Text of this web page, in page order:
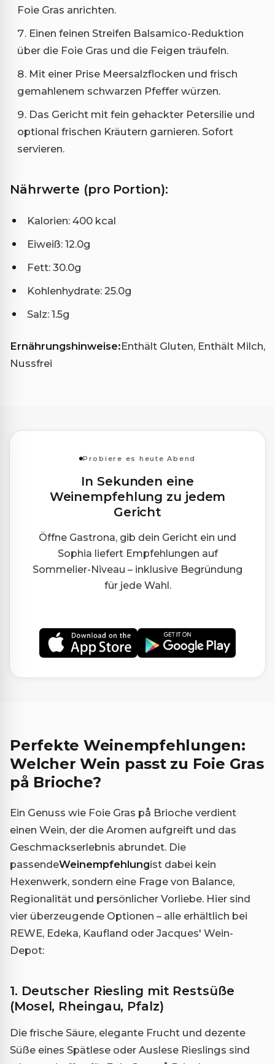
Foie Gras anrichten.
Einen feinen Streifen Balsamico-Reduktion
über die Foie Gras und die Feigen träufeln.
Mit einer Prise Meersalzflocken und frisch
gemahlenem schwarzen Pfeffer würzen.
Das Gericht mit fein gehackter Petersilie und
optional frischen Kräutern garnieren. Sofort
servieren.
Nährwerte (pro Portion):
Kalorien: 400 kcal
Eiweiß: 12.0g
Fett: 30.0g
Kohlenhydrate: 25.0g
Salz: 1.5g
Ernährungshinweise:Enthält Gluten, Enthält Milch,
Nussfrei
Probiere es heute Abend
In Sekunden eine
Weinempfehlung zu jedem
Gericht
Öffne Gastrona, gib dein Gericht ein und
Sophia liefert Empfehlungen auf
Sommelier-Niveau – inklusive Begründung
für jede Wahl.
Perfekte Weinempfehlungen:
Welcher Wein passt zu Foie Gras
på Brioche?
Ein Genuss wie Foie Gras på Brioche verdient
einen Wein, der die Aromen aufgreift und das
Geschmackserlebnis abrundet. Die
passendeWeinempfehlungist dabei kein
Hexenwerk, sondern eine Frage von Balance,
Regionalität und persönlicher Vorliebe. Hier sind
vier überzeugende Optionen – alle erhältlich bei
REWE, Edeka, Kaufland oder Jacques' Wein-
Depot:
1. Deutscher Riesling mit Restsüße
(Mosel, Rheingau, Pfalz)
Die frische Säure, elegante Frucht und dezente
Süße eines Spätlese oder Auslese Rieslings sind